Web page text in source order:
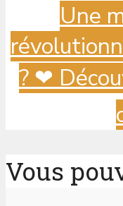
Une
? ️❤
Vous